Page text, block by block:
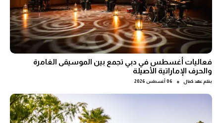
فعاليات أغسطس في دبي تجمع بين الموسيقى الغامرة
والحرف الإماراتية الأصيلة
بقلم عهد كمال ● 06 أغسطس 2026